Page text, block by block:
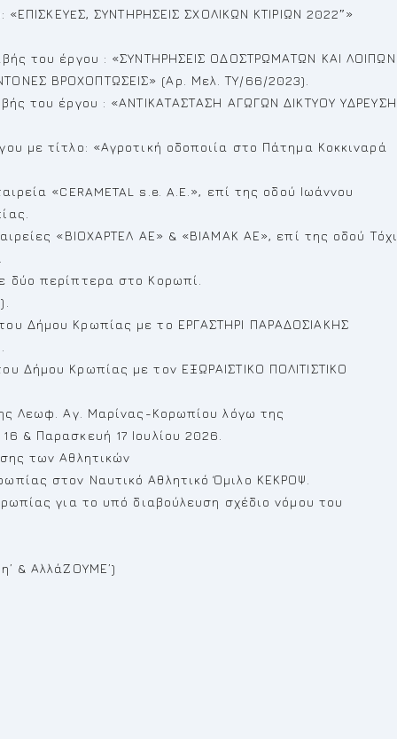
ΣΥΝΤΗΡΗΣΕΙΣ ΣΧΟΛΙΚΩΝ ΚΤΙΡΙΩΝ 2022″»
του έργου : «ΣΥΝΤΗΡΗΣΕΙΣ ΟΔΟΣΤΡΩΜΑΤΩΝ ΚΑΙ ΛΟΙΠΩΝ
ΒΡΟΧΟΠΤΩΣΕΙΣ» (Αρ. Μελ. ΤΥ/66/2023).
του έργου : «ΑΝΤΙΚΑΤΑΣΤΑΣΗ ΑΓΩΓΩΝ ΔΙΚΤΥΟΥ
με τίτλο: «Αγροτική οδοποιία στο Πάτημα Κοκκιναρά
«CERAMETAL s.e. A.E.», επί της οδού Ιωάννου
«ΒΙΟΧΑΡΤΕΛ ΑΕ» & «ΒΙΑΜΑΚ ΑΕ», επί της οδού
δύο περίπτερα στο Κορωπί.
Δήμου Κρωπίας με το ΕΡΓΑΣΤΗΡΙ ΠΑΡΑΔΟΣΙΑΚΗΣ
Δήμου Κρωπίας με τον ΕΞΩΡΑΙΣΤΙΚΟ ΠΟΛΙΤΙΣΤΙΚΟ
Λεωφ. Αγ. Μαρίνας-Κορωπίου λόγω της
& Παρασκευή 17 Ιουλίου 2026.
των Αθλητικών
στον Ναυτικό Αθλητικό Όμιλο ΚΕΚΡΟΨ.
για το υπό διαβούλευση σχέδιο νόμου του
& ΑλλάΖΟΥΜΕ’)